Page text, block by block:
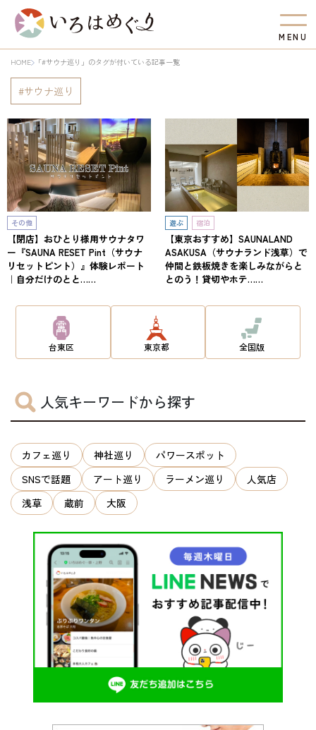
M EN U
HOME 「#サウナ巡り」のタグが付いている記事一覧
サウナ巡り
その他
【閉店】おひとり様用サウナタワ
ー『SAUNA RESET Pint（サウナ
リセットピント）』体験レポート
｜自分だけのとと……
遊ぶ 宿泊
【東京おすすめ】SAUNALAND
ASAKUSA（サウナランド浅草）で
仲間と鉄板焼きを楽しみながらと
とのう！貸切やホテ……
台東区 東京都 全国版
人気キーワードから探す
カフェ巡り 神社巡り
パワースポット
SNSで話題
アート巡り ラーメン巡り
人気店
浅草
蔵前 大阪